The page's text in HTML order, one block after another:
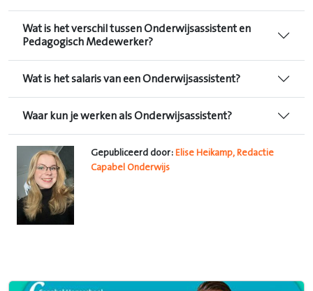
Wat is het verschil tussen Onderwijsassistent en
Pedagogisch Medewerker?
Wat is het salaris van een Onderwijsassistent?
Waar kun je werken als Onderwijsassistent?
Gepubliceerd door: Elise Heikamp, Redactie
Capabel Onderwijs